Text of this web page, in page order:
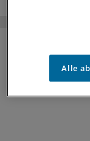
Alle